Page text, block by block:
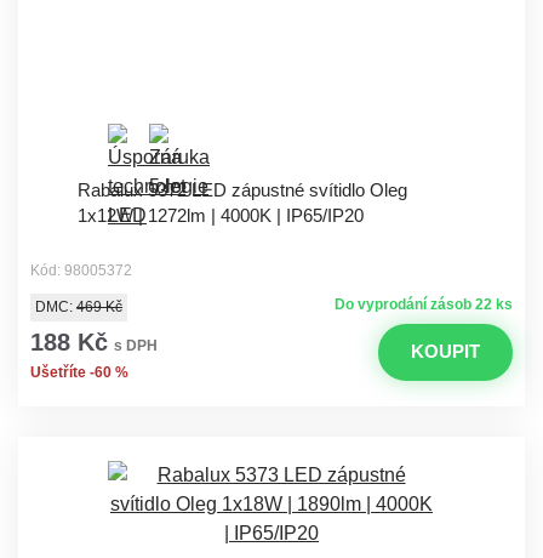
Rabalux 5372 LED zápustné svítidlo Oleg
1x12W | 1272lm | 4000K | IP65/IP20
Kód: 98005372
Do vyprodání zásob 22 ks
DMC: 469 Kč
188 Kč s DPH
Ušetříte -60 %
KOUPIT